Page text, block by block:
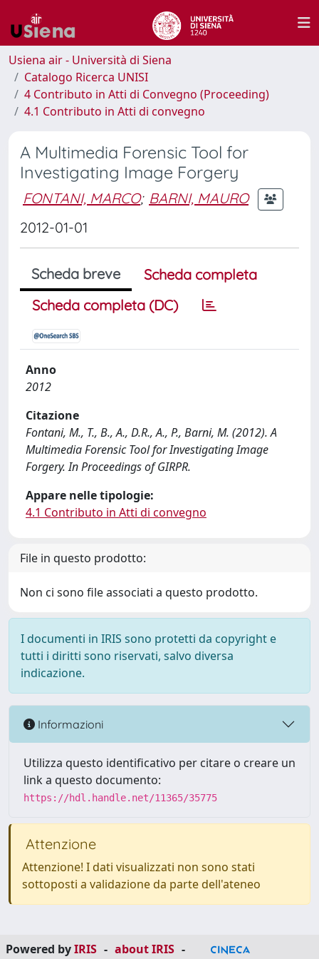
Usiena air - Università di Siena
Catalogo Ricerca UNISI
4 Contributo in Atti di Convegno (Proceeding)
4.1 Contributo in Atti di convegno
A Multimedia Forensic Tool for
Investigating Image Forgery
FONTANI, MARCO; BARNI, MAURO
2012-01-01
Scheda breve
Scheda completa
Scheda completa (DC)
Anno
2012
Citazione
Fontani, M., T., B., A., D.R., A., P., Barni, M. (2012). A
Multimedia Forensic Tool for Investigating Image
Forgery. In Proceedings of GIRPR.
Appare nelle tipologie:
4.1 Contributo in Atti di convegno
File in questo prodotto:
Non ci sono file associati a questo prodotto.
I documenti in IRIS sono protetti da copyright e
tutti i diritti sono riservati, salvo diversa
indicazione.
Informazioni
Utilizza questo identificativo per citare o creare un
link a questo documento:
https://hdl.handle.net/11365/35775
Attenzione
Attenzione! I dati visualizzati non sono stati
sottoposti a validazione da parte dell'ateneo
Powered byIRIS - about IRIS -